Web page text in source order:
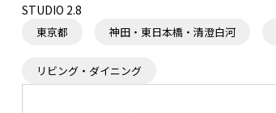
STUDIO 2.8
東京都 神田・東日本橋・清澄白河
リビング・ダイニング